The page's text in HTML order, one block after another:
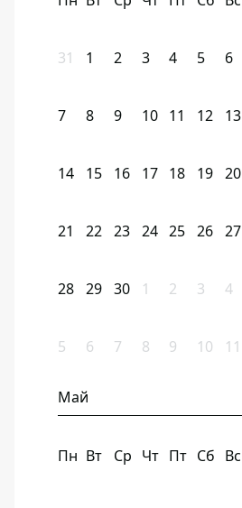
31 1 2 3 4 5 6
7 8 9 10 11 12 13
14 15 16 17 18 19 20
21 22 23 24 25 26 27
28 29 30 1 2 3 4
5 6 7 8 9 10 11
Май
Пн Вт Ср Чт Пт Сб Вс